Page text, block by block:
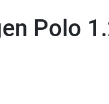
Polo